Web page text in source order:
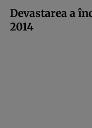
Devastarea a
2014